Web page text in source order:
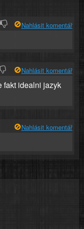
Nahlásit komentář
Nahlásit komentář
fakt idealni jazyk
Nahlásit komentář